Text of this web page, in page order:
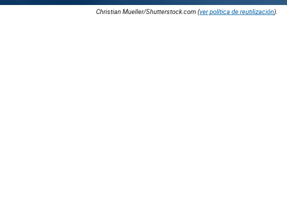
Christian Mueller/Shutterstock.com (ver política de reutilización).